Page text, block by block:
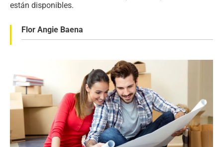
están disponibles.
Flor Angie Baena